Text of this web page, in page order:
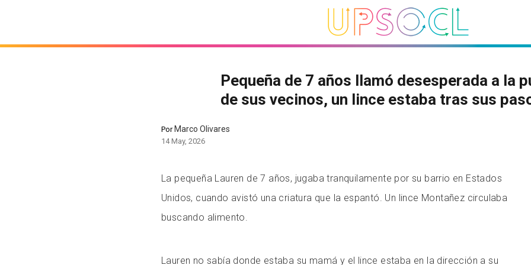
Pequeña de 7 años llamó desesperada a la
de sus vecinos, un lince estaba tras sus
PorMarco Olivares
14 May, 2026
La pequeña Lauren de 7 años, jugaba tranquilamente por su barrio en Estados
Unidos, cuando avistó una criatura que la espantó. Un lince Montañez circulaba
buscando alimento.
Lauren no sabía donde estaba su mamá y el lince estaba en la dirección a su